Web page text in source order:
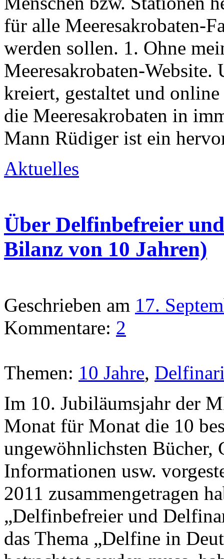
für alle Meeresakrobaten-
werden sollen. 1. Ohne
Meeresakrobaten-Website.
kreiert, gestaltet und
die Meeresakrobaten in
Mann Rüdiger ist ein
Aktuelles
Über Delfinbefreier
Bilanz von 10 Jahren)
Geschrieben am 17.
Kommentare: 2
Themen: 10 Jahre,
Im 10. Jubiläumsjahr der
Monat für Monat die 10
ungewöhnlichsten Bücher,
Informationen usw.
2011 zusammengetragen
„Delfinbefreier und
das Thema „Delfine in